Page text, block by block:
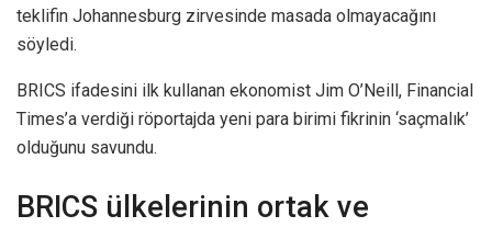
teklifin Johannesburg zirvesinde masada olmayacağını
söyledi.
BRICS ifadesini ilk kullanan ekonomist Jim O’Neill, Financial
Times’a verdiği röportajda yeni para birimi fikrinin ‘saçmalık’
olduğunu savundu.
BRICS ülkelerinin ortak ve